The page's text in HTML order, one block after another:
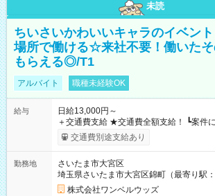
未読
ちいさいかわいいキャラのイベン
場所で働ける☆来社不要！働いた
もらえる◎/T1
アルバイト 職種未経験OK
給与
日給13,000円～
＋交通費支給 ★交通費全額支給！ ┗案件により規定あり ★日払
いOK！（規定あり） ┗働いたその日に現
ンビニATMから 日払い分を引き落とせます！ 【試用期
交通費別途支給あり
勤務地
さいたま市大宮区
埼玉県さいたま市大宮区錦町（最寄り駅：
株式会社ワンベルウッズ